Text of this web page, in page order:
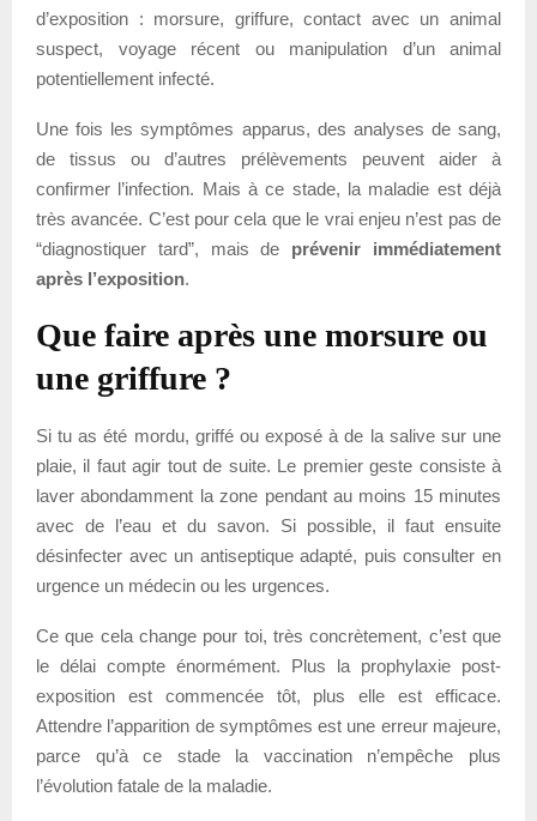
d’exposition : morsure, griffure, contact avec un animal
suspect, voyage récent ou manipulation d’un animal
potentiellement infecté.
Une fois les symptômes apparus, des analyses de sang,
de tissus ou d’autres prélèvements peuvent aider à
confirmer l’infection. Mais à ce stade, la maladie est déjà
très avancée. C’est pour cela que le vrai enjeu n’est pas de
“diagnostiquer tard”, mais de prévenir immédiatement
après l’exposition.
Que faire après une morsure ou
une griffure ?
Si tu as été mordu, griffé ou exposé à de la salive sur une
plaie, il faut agir tout de suite. Le premier geste consiste à
laver abondamment la zone pendant au moins 15 minutes
avec de l’eau et du savon. Si possible, il faut ensuite
désinfecter avec un antiseptique adapté, puis consulter en
urgence un médecin ou les urgences.
Ce que cela change pour toi, très concrètement, c’est que
le délai compte énormément. Plus la prophylaxie post-
exposition est commencée tôt, plus elle est efficace.
Attendre l’apparition de symptômes est une erreur majeure,
parce qu’à ce stade la vaccination n’empêche plus
l’évolution fatale de la maladie.